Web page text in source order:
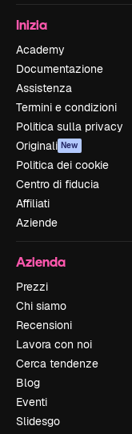
Inizia
Academy
Documentazione
Assistenza
Termini e condizioni
Politica sulla privacy
Originali New
Politica dei cookie
Centro di fiducia
Affiliati
Aziende
Azienda
Prezzi
Chi siamo
Recensioni
Lavora con noi
Cerca tendenze
Blog
Eventi
Slidesgo